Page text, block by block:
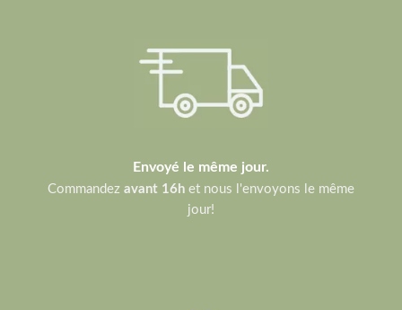
Envoyé le même jour.
Commandez avant 16h et nous l'envoyons le même
jour!